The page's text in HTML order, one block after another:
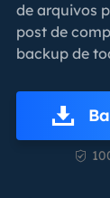
de arquivos
post de
backup de
